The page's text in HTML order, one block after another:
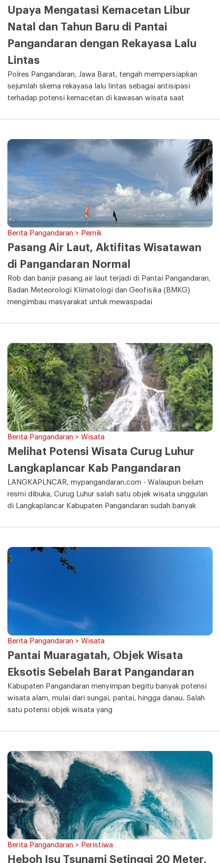
Upaya Mengatasi Kemacetan Libur
Natal dan Tahun Baru di Pantai
Pangandaran dengan Rekayasa Lalu
Lintas
Polres Pangandaran, Jawa Barat, tengah mempersiapkan
sejumlah skema rekayasa lalu lintas sebagai antisipasi
terhadap potensi kemacetan di kawasan wisata saat
Berita Pangandaran > Pernik
Pasang Air Laut, Aktifitas Wisatawan
di Pangandaran Normal
Rob dan banjir pasang air laut terjadi di Pantai Pangandaran,
Badan Meteorologi Klimatologi dan Geofisika (BMKG)
mengimbau masyarakat untuk mewaspadai
Berita Pangandaran > Wisata
Melihat Potensi Wisata Curug Luhur
Langkaplancar Kab Pangandaran
LANGKAPLNCAR, mypangandaran.com - Walaupun belum
resmi dibuka, Curug Luhur salah satu objek wisata unggulan
di Langkaplancar Kabupaten Pangandaran sudah banyak
Berita Pangandaran > Wisata
Pantai Muaragatah, Objek Wisata
Eksotis Sebelah Barat Pangandaran
Kabupaten Pangandaran menyimpan begitu banyak potensi
wisata alam, mulai dari sungai, pantai, hingga danau. Salah
satu potensi objek wisata yang
Berita Pangandaran > Peristiwa
Heboh Isu Tsunami Setinggi 20 Meter,